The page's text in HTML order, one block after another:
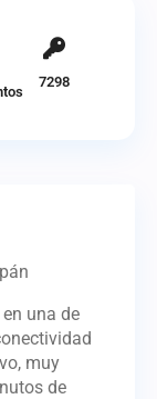
7298
una de
muy
de